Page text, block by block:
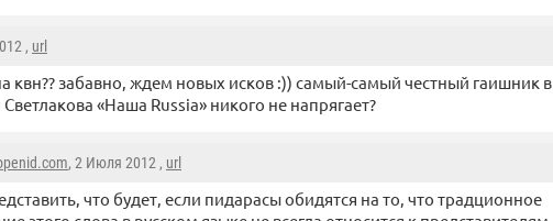
, url
квн?? забавно, ждем новых исков :)) самый-самый честный гаишник в
«Наша Russia» никого не напрягает?
, 2 Июля 2012 , url
что будет, если пидарасы обидятся на то, что традционное